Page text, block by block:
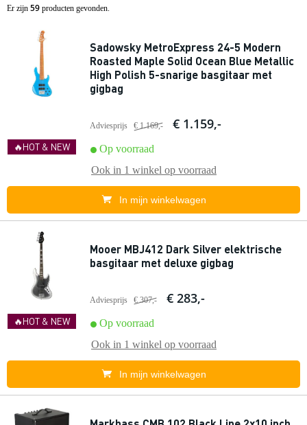
Er zijn 59 producten gevonden.
🔥HOT & NEW
Sadowsky MetroExpress 24-5 Modern
Roasted Maple Solid Ocean Blue Metallic
High Polish 5-snarige basgitaar met
gigbag
Adviesprijs € 1.169,- € 1.159,-
Op voorraad
Ook in 1 winkel op voorraad
In mijn winkelwagen
🔥HOT & NEW
Mooer MBJ412 Dark Silver elektrische
basgitaar met deluxe gigbag
Adviesprijs € 307,- € 283,-
Op voorraad
Ook in 1 winkel op voorraad
In mijn winkelwagen